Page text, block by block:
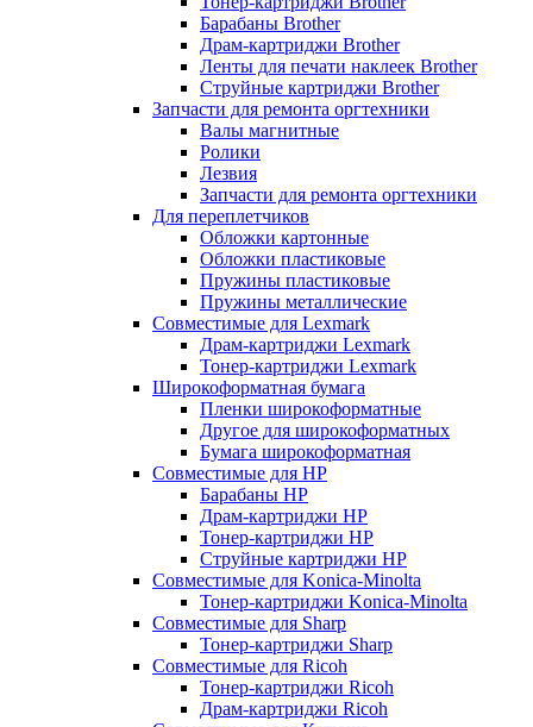
Барабаны Brother
Драм-картриджи Brother
Ленты для печати наклеек Brother
Струйные картриджи Brother
Запчасти для ремонта оргтехники
Валы магнитные
Ролики
Лезвия
Запчасти для ремонта оргтехники
Для переплетчиков
Обложки картонные
Обложки пластиковые
Пружины пластиковые
Пружины металлические
Совместимые для Lexmark
Драм-картриджи Lexmark
Тонер-картриджи Lexmark
Широкоформатная бумага
Пленки широкоформатные
Другое для широкоформатных
Бумага широкоформатная
Совместимые для HP
Барабаны HP
Драм-картриджи HP
Тонер-картриджи HP
Струйные картриджи HP
Совместимые для Konica-Minolta
Тонер-картриджи Konica-Minolta
Совместимые для Sharp
Тонер-картриджи Sharp
Совместимые для Ricoh
Тонер-картриджи Ricoh
Драм-картриджи Ricoh